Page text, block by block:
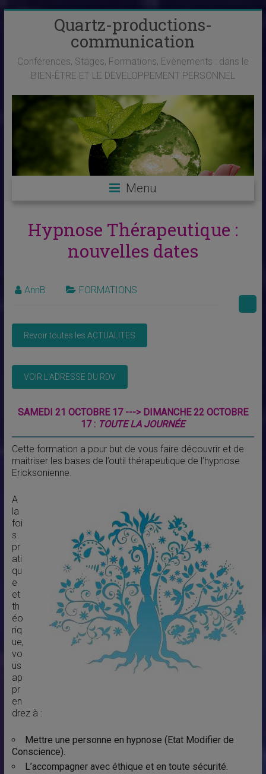
Quartz-productions-
communication
Conférences, Stages, Formations, Evènements : dans le
BIEN-ÊTRE ET LE DEVELOPPEMENT PERSONNEL
Menu
Hypnose Thérapeutique :
nouvelles dates
AnnB FORMATIONS
SAMEDI 21 OCTOBRE 17 ---> DIMANCHE 22 OCTOBRE
17 : TOUTE LA JOURNÉE
Cette formation a pour but de vous faire découvrir et de
maitriser les bases de l’outil thérapeutique de l’hypnose
Ericksonienne.
A
la
foi
s
pr
ati
qu
e
et
th
éo
riq
ue,
vo
us
ap
pr
en
drez à :
Mettre une personne en hypnose (Etat Modifier de
Conscience).
L’accompagner avec éthique et en toute sécurité.